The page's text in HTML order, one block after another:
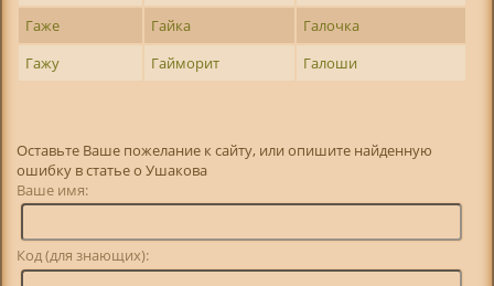
Гаже
Гайка
Галочка
Гажу
Гайморит Галоши
Оставьте Ваше пожелание к сайту, или опишите найденную
ошибку в статье о Ушакова
Ваше имя:
Код (для знающих):